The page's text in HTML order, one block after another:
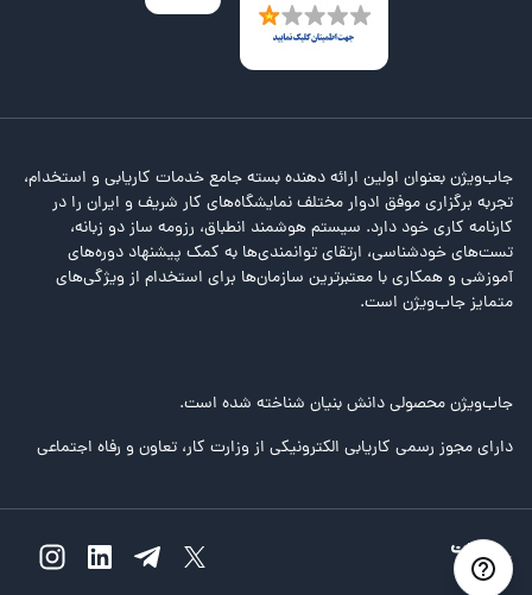
جاب‌ویژن بعنوان اولین ارائه دهنده بسته جامع خدمات کاریابی و استخدام،
تجربه برگزاری موفق ادوار مختلف نمایشگاه‌های کار شریف و ایران را در
کارنامه کاری خود دارد. سیستم هوشمند انطباق، رزومه ساز دو زبانه،
تست‌های خودشناسی، ارتقای توانمندی‌ها به کمک پیشنهاد دوره‌های
آموزشی و همکاری با معتبرترین سازمان‌ها برای استخدام از ویژگی‌های
متمایز جاب‌ویژن است.
جاب‌ویژن محصولی دانش بنیان شناخته شده است.
دارای مجوز رسمی کاریابی الکترونیکی از وزارت کار، تعاون و رفاه اجتماعی